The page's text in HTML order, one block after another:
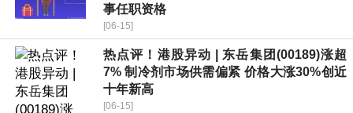
事任职资格
[06-15]
热点评！港股异动 | 东岳集团(00189)涨超
7% 制冷剂市场供需偏紧 价格大涨30%创近
十年新高
[06-15]